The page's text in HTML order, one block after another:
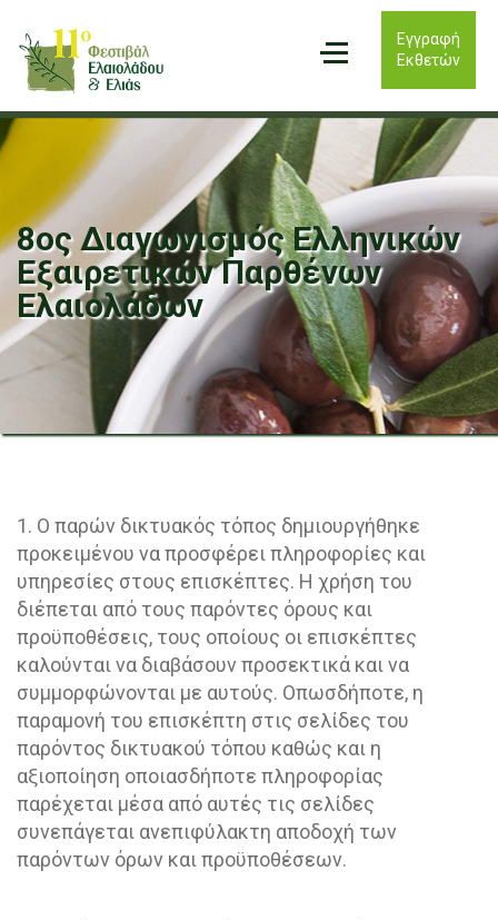
Εγγραφή
Εκθετών
8ος Διαγωνισμός Ελληνικών
Εξαιρετικών Παρθένων
Ελαιολάδων
1. Ο παρών δικτυακός τόπος δημιουργήθηκε
προκειμένου να προσφέρει πληροφορίες και
υπηρεσίες στους επισκέπτες. Η χρήση του
διέπεται από τους παρόντες όρους και
προϋποθέσεις, τους οποίους οι επισκέπτες
καλούνται να διαβάσουν προσεκτικά και να
συμμορφώνονται με αυτούς. Οπωσδήποτε, η
παραμονή του επισκέπτη στις σελίδες του
παρόντος δικτυακού τόπου καθώς και η
αξιοποίηση οποιασδήποτε πληροφορίας
παρέχεται μέσα από αυτές τις σελίδες
συνεπάγεται ανεπιφύλακτη αποδοχή των
παρόντων όρων και προϋποθέσεων.